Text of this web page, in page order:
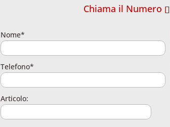
Chiama il Numero
Nome*
Telefono*
Articolo: